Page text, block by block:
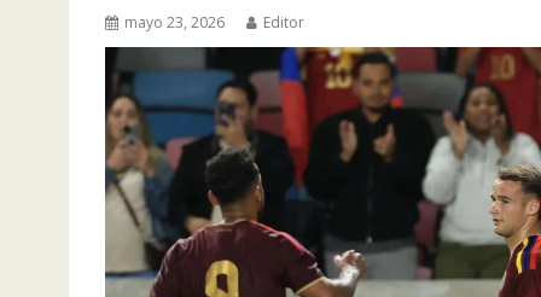
mayo 23, 2026 Editor